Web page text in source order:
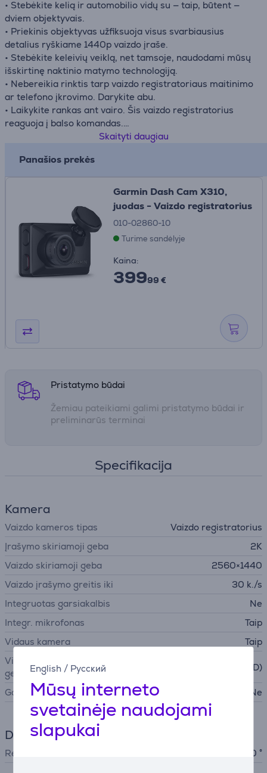
English / Русский
Mūsų interneto
svetainėje naudojami
slapukai
• Stebėkite kelią ir automobilio vidų su — taip, būtent —
dviem objektyvais.
• Priekinis objektyvas užfiksuoja visus svarbiausius
detalius ryškiame 1440p vaizdo įraše.
• Stebėkite keleivių veiklą, net tamsoje, naudodami mūsų
išskirtinę naktinio matymo technologiją.
• Nebereikia rinktis tarp vaizdo registratoriaus maitinimo
ar telefono įkrovimo. Darykite abu.
• Laikykite rankas ant vairo. Šis vaizdo registratorius
reaguoja į balso komandas.
• Įjunkite ir būkite pasiruošę kelionei, nes komplekte yra
Skaityti daugiau
Panašios prekės
Garmin Dash Cam X310,
juodas - Vaizdo registratorius
010-02860-10
Turime sandėlyje
Kaina:
39999 €
Pristatymo būdai
Žemiau pateikiami galimi pristatymo būdai ir
preliminarūs terminai
Specifikacija
Kamera
Vaizdo kameros tipas
Vaizdo registratorius
Įrašymo skiriamoji geba
2K
Vaizdo skiriamoji geba
2560×1440
Vaizdo įrašymo greitis iki
30 k./s
Integruotas garsiakalbis
Ne
Integr. mikrofonas
Taip
Vidaus kamera
Taip
Vidaus kameros skiriamoji
geba
1280х720 (HD)
Galinė kamera Ne
DSLR linzė
Regėjimo kampas 180 °